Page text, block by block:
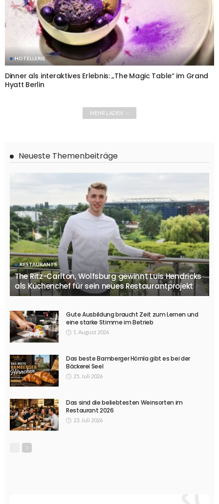
HOTELLERIE
Dinner als interaktives Erlebnis: „The Magic Table“ im Grand
Hyatt Berlin
MEHR LADEN
Neueste Themenbeiträge
RESTAURANTS
The Ritz-Carlton, Wolfsburg gewinnt Luis Hendricks
als Küchenchef für sein neues Restaurantprojekt
Gute Ausbildung braucht Zeit zum Lernen und
eine starke Stimme im Betrieb
1. August 2026
Das beste Bamberger Hörnla gibt es bei der
Bäckerei Seel
25. Juli 2026
Das sind die beliebtesten Weinsorten im
Restaurant 2026
23. Juli 2026